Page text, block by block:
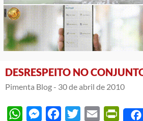
DESRESPEITO NO
Pimenta Blog - 30 de abril de 2010
WhatsAppMessengerFacebook
Twitter Email